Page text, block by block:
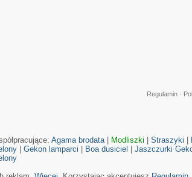
Regulamin·
Agama brodata| Modliszki Straszyki
| Gekon lamparci Boa dusiciel Jaszczurki